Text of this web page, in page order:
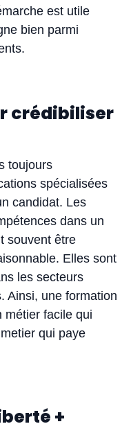
est utile
bien parmi
crédibiliser
toujours
spécialisées
candidat. Les
dans un
souvent être
Elles sont
les secteurs
Ainsi, une formation
métier facile qui
qui paye
+